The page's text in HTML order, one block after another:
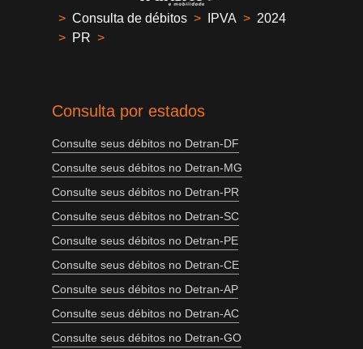
> Consulta de débitos > IPVA > 2024
> PR >
Consulta por estados
Consulte seus débitos no Detran-DF
Consulte seus débitos no Detran-MG
Consulte seus débitos no Detran-PR
Consulte seus débitos no Detran-SC
Consulte seus débitos no Detran-PE
Consulte seus débitos no Detran-CE
Consulte seus débitos no Detran-AP
Consulte seus débitos no Detran-AC
Consulte seus débitos no Detran-GO